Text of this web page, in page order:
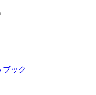
ブック